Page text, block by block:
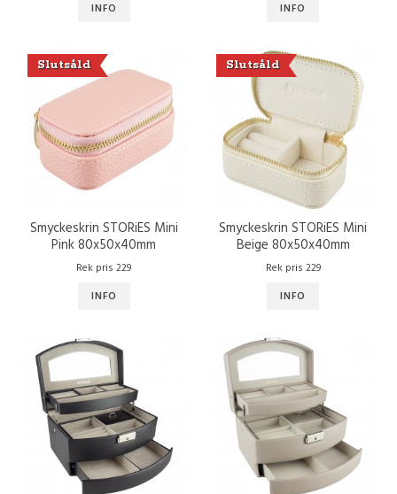
INFO INFO
Slutsåld
Smyckeskrin STORiES Mini
Pink 80x50x40mm
Rek pris 229
INFO
Slutsåld
Smyckeskrin STORiES Mini
Beige 80x50x40mm
Rek pris 229
INFO